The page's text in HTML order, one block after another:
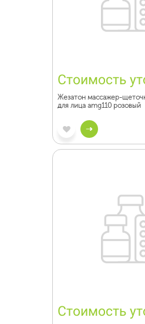
Стоимость
Жезатон массажер-
для лица amg110 розовый
Стоимость